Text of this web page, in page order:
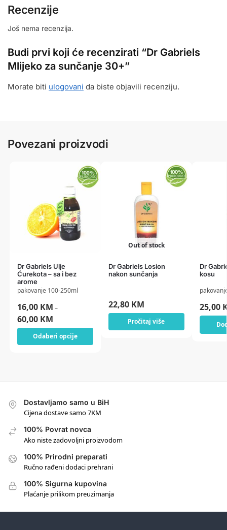
Recenzije
Još nema recenzija.
Budi prvi koji će recenzirati “Dr Gabriels
Mlijeko za sunčanje 30+”
Morate biti ulogovani da biste objavili recenziju.
Povezani proizvodi
Dr Gabriels Ulje
Ćurekota – sa i bez
arome
pakovanje 100-250ml
16,00 KM –
60,00 KM
Odaberi opcije
Out of stock
Dr Gabriels Losion
nakon sunčanja
22,80 KM
Pročitaj više
Dr
kosu
25,00
Dostavljamo samo u BiH
Cijena dostave samo 7KM
100% Povrat novca
Ako niste zadovoljni proizvodom
100% Prirodni preparati
Ručno rađeni dodaci prehrani
100% Sigurna kupovina
Plaćanje prilikom preuzimanja